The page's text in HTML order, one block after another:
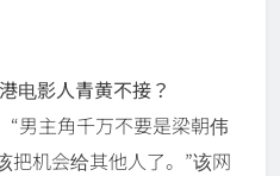
电影人青黄不接？
“男主角千万不要是梁朝伟
把机会给其他人了。”该网